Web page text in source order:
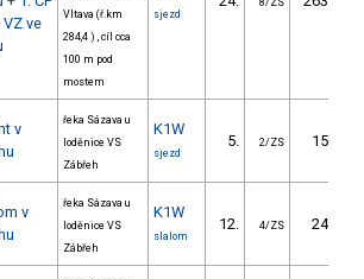
VZ ve
Vltava (ř.km
284,4 ) , cíl cca
100 m pod
mostem
sjezd
8/ZS
v
řeka Sázava u
loděnice VS
Zábřeh
K1W
sjezd
5. 2/ZS 15.90
v
řeka Sázava u
loděnice VS
Zábřeh
K1W
slalom
12. 4/ZS 24.10